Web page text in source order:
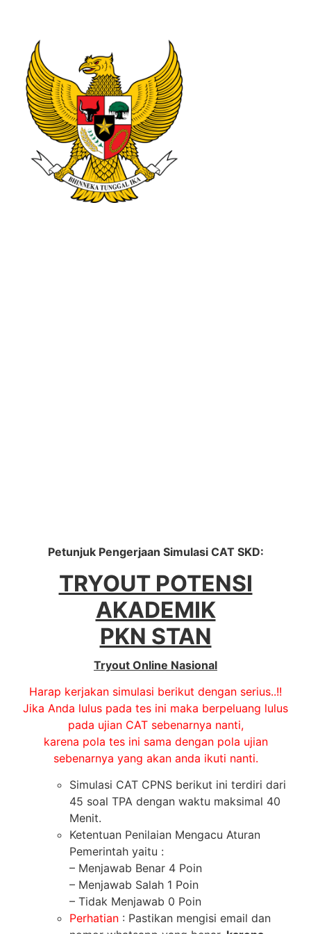
Petunjuk Pengerjaan Simulasi CAT SKD:
TRYOUT POTENSI
AKADEMIK
PKN STAN
Tryout Online Nasional
Harap kerjakan simulasi berikut dengan serius..!!
Jika Anda lulus pada tes ini maka berpeluang lulus
pada ujian CAT sebenarnya nanti,
karena pola tes ini sama dengan pola ujian
sebenarnya yang akan anda ikuti nanti.
Simulasi CAT CPNS berikut ini terdiri dari
45 soal TPA dengan waktu maksimal 40
Menit.
Ketentuan Penilaian Mengacu Aturan
Pemerintah yaitu :
– Menjawab Benar 4 Poin
– Menjawab Salah 1 Poin
– Tidak Menjawab 0 Poin
Perhatian : Pastikan mengisi email dan